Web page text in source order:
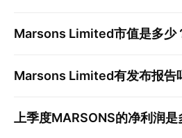
Marsons Limited市值是多少
Marsons Limited有发布报告
上季度MARSONS的净利润是